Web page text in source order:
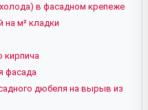
в фасадном крепеже
на м² кладки
кирпича
фасада
дюбеля на вырыв из